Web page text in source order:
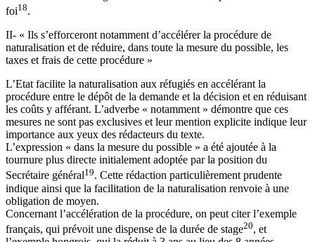
foi18.
II- « Ils s’efforceront notamment d’accélérer la procédure de
naturalisation et de réduire, dans toute la mesure du possible, les
taxes et frais de cette procédure »
L’Etat facilite la naturalisation aux réfugiés en accélérant la
procédure entre le dépôt de la demande et la décision et en réduisant
les coûts y afférant. L’adverbe « notamment » démontre que ces
mesures ne sont pas exclusives et leur mention explicite indique leur
importance aux yeux des rédacteurs du texte.
L’expression « dans la mesure du possible » a été ajoutée à la
tournure plus directe initialement adoptée par la position du
Secrétaire général19. Cette rédaction particulièrement prudente
indique ainsi que la facilitation de la naturalisation renvoie à une
obligation de moyen.
Concernant l’accélération de la procédure, on peut citer l’exemple
français, qui prévoit une dispense de la durée de stage20, et